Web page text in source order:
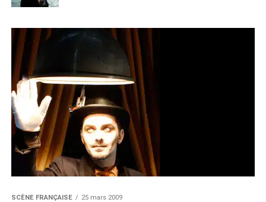
SCÈNE FRANÇAISE 25 mars 2009